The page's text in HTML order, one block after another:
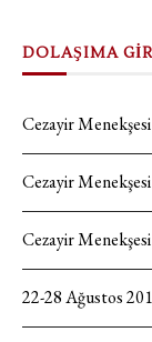
DOLAŞIMA
Cezayir Menekşesi
Cezayir Menekşesi
Cezayir Menekşesi
22-28 Ağustos